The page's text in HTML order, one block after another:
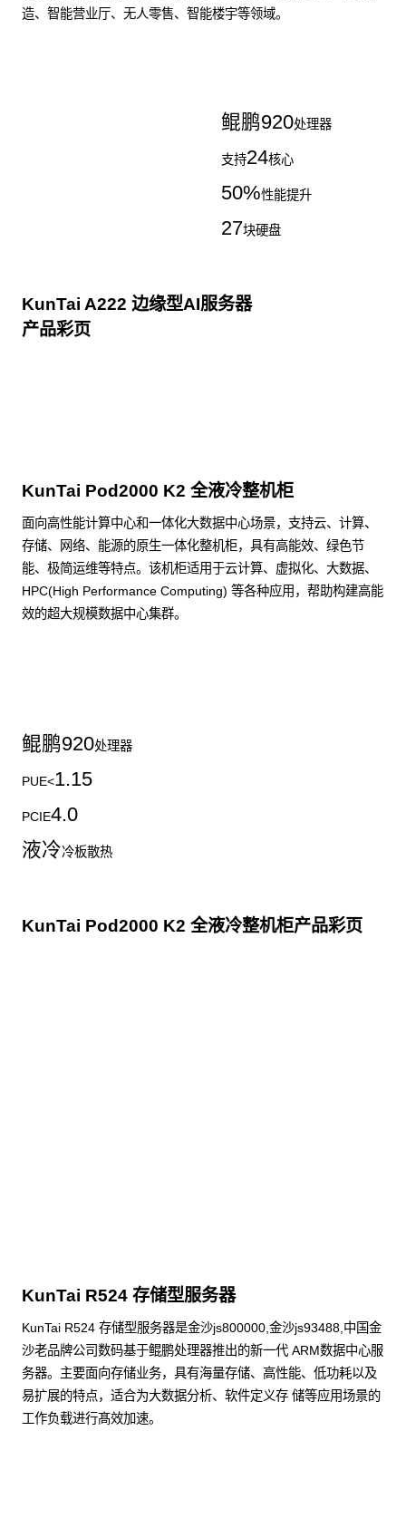
造、智能营业厅、无人零售、智能楼宇等领域。
鲲鹏920处理器
支持24核心
50%性能提升
27块硬盘
KunTai A222 边缘型AI服务器
产品彩页
KunTai Pod2000 K2 全液冷整机柜
面向高性能计算中心和一体化大数据中心场景，支持云、计算、
存储、网络、能源的原生一体化整机柜，具有高能效、绿色节
能、极简运维等特点。该机柜适用于云计算、虚拟化、大数据、
HPC(High Performance Computing) 等各种应用，帮助构建高能
效的超大规模数据中心集群。
鲲鹏920处理器
PUE<1.15
PCIE4.0
液冷冷板散热
KunTai Pod2000 K2 全液冷整机柜产品彩页
KunTai R524 存储型服务器
KunTai R524 存储型服务器是金沙js800000,金沙js93488,中国金
沙老品牌公司数码基于鲲鹏处理器推出的新一代 ARM数据中心服
务器。主要面向存储业务，具有海量存储、高性能、低功耗以及
易扩展的特点，适合为大数据分析、软件定义存 储等应用场景的
工作负载进行髙效加速。